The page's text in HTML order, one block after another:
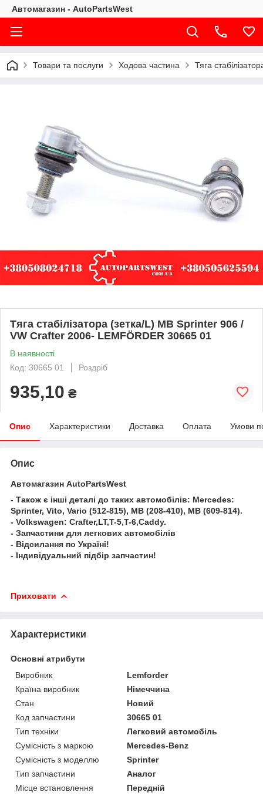
Автомагазин - AutoPartsWest
Товари та послуги Ходова частина Тяга
Тяга стабілізатора (зетка/L) MB Sprinter 906 /
VW Crafter 2006- LEMFÖRDER 30665 01
В наявності
Код: 30665 01
Роздріб
935,10 ₴
Опис Характеристики Доставка Оплата Умови
Опис
Автомагазин AutoPartsWest
- Також є інші деталі до таких автомобілів: Mercedes:
Sprinter, Vito, Vario (512-815), MB (208-410), MB (609-814).
- Volkswagen: Crafter,LT,T-5,T-6,Caddy.
- Запчастини для легкових автомобілів
- Відсилання по Україні!
- Індивідуальний підбір запчастин!
Приховати
Характеристики
Основні атрибути
Виробник
Lemforder
Країна виробник
Німеччина
Стан
Новий
Код запчастини
30665 01
Тип техніки
Легковий автомобіль
Сумісність з маркою
Mercedes-Benz
Сумісність з моделлю
Sprinter
Тип запчастини
Аналог
Місце встановлення
Передній